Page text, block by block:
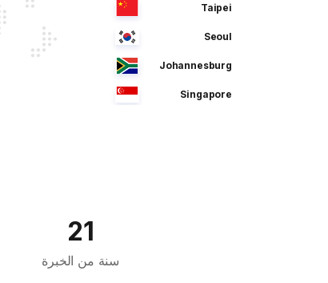
Taipei
Seoul
Johannesburg
Singapore
21
سنة من الخبرة